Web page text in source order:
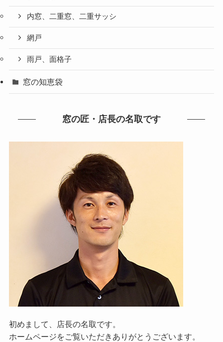
内窓、二重窓、二重サッシ
網戸
雨戸、面格子
窓の知恵袋
窓の匠・店長の名取です
初めまして、店長の名取です。
ホームページをご覧いただきありがとうございます。